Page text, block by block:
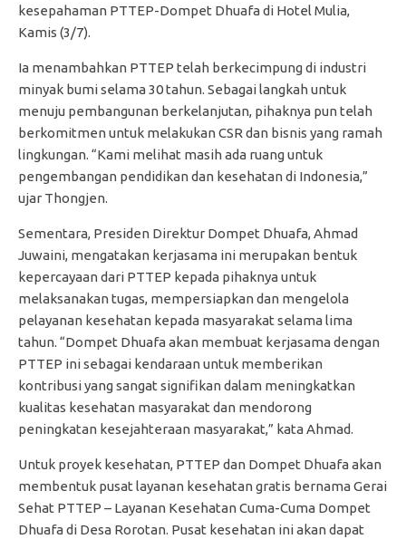
kesepahaman PTTEP-Dompet Dhuafa di Hotel Mulia,
Kamis (3/7).
Ia menambahkan PTTEP telah berkecimpung di industri
minyak bumi selama 30 tahun. Sebagai langkah untuk
menuju pembangunan berkelanjutan, pihaknya pun telah
berkomitmen untuk melakukan CSR dan bisnis yang ramah
lingkungan. “Kami melihat masih ada ruang untuk
pengembangan pendidikan dan kesehatan di Indonesia,”
ujar Thongjen.
Sementara, Presiden Direktur Dompet Dhuafa, Ahmad
Juwaini, mengatakan kerjasama ini merupakan bentuk
kepercayaan dari PTTEP kepada pihaknya untuk
melaksanakan tugas, mempersiapkan dan mengelola
pelayanan kesehatan kepada masyarakat selama lima
tahun. “Dompet Dhuafa akan membuat kerjasama dengan
PTTEP ini sebagai kendaraan untuk memberikan
kontribusi yang sangat signifikan dalam meningkatkan
kualitas kesehatan masyarakat dan mendorong
peningkatan kesejahteraan masyarakat,” kata Ahmad.
Untuk proyek kesehatan, PTTEP dan Dompet Dhuafa akan
membentuk pusat layanan kesehatan gratis bernama Gerai
Sehat PTTEP – Layanan Kesehatan Cuma-Cuma Dompet
Dhuafa di Desa Rorotan. Pusat kesehatan ini akan dapat